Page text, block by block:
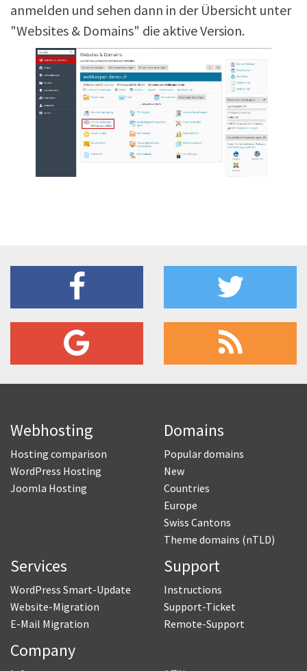
anmelden und sehen dann in der Übersicht unter
"Websites & Domains" die aktive Version.
Webhosting
Hosting comparison
WordPress Hosting
Joomla Hosting
Domains
Popular domains
New
Countries
Europe
Swiss Cantons
Theme domains (nTLD)
Services
WordPress Smart-Update
Website-Migration
E-Mail Migration
Support
Instructions
Support-Ticket
Remote-Support
Company